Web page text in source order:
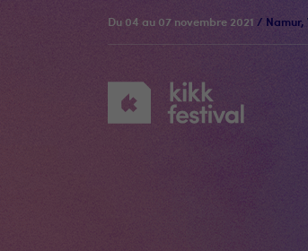
KIKK
Festival
Du 04 au 07 novembre 2021 / Namur,